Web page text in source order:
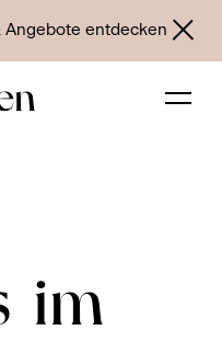
Angebote entdecken
im